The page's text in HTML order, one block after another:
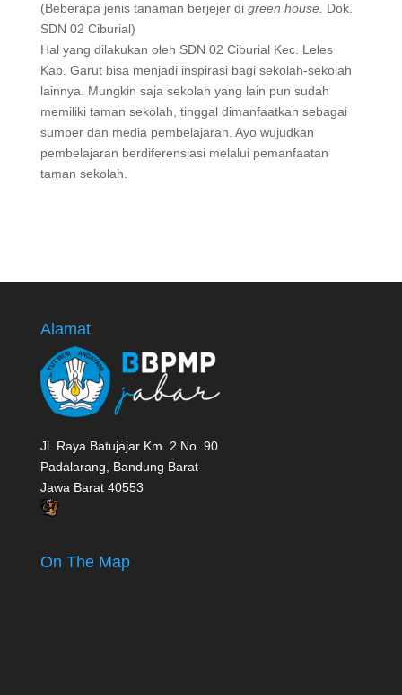
(Beberapa jenis tanaman berjejer di green house. Dok.
SDN 02 Ciburial)
Hal yang dilakukan oleh SDN 02 Ciburial Kec. Leles
Kab. Garut bisa menjadi inspirasi bagi sekolah-sekolah
lainnya. Mungkin saja sekolah yang lain pun sudah
memiliki taman sekolah, tinggal dimanfaatkan sebagai
sumber dan media pembelajaran. Ayo wujudkan
pembelajaran berdiferensiasi melalui pemanfaatan
taman sekolah.
Alamat
Jl. Raya Batujajar Km. 2 No. 90
Padalarang, Bandung Barat
Jawa Barat 40553
On The Map